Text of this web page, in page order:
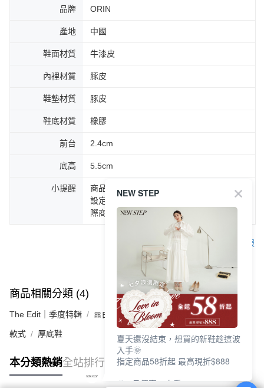
品牌 ORIN
產地 中國
鞋面材質 牛漆皮
內裡材質 豚皮
鞋墊材質 豚皮
鞋底材質 橡膠
前台 2.4cm
底高 5.5cm
小提醒
商品圖片顏色會因拍攝燈光環境或個人螢幕
設定不同，而造成部份色差現象，顏色以實
際商品為主。
客服
商品相關分類 (4) 查看全部
The Edit｜季度特輯 🎀由妳定義瑪莉珍
款式 厚底鞋
本分類熱銷全站排行
NEW STEP
夏天還沒結束，想買的新鞋趁這波
入手🌞
指定商品58折起 最高現折$888
🎉 8月優惠一次看